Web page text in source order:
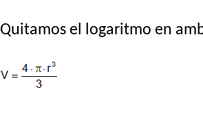
Quitamos el logaritmo en